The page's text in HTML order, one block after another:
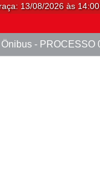
13/08/2026 às 14:00